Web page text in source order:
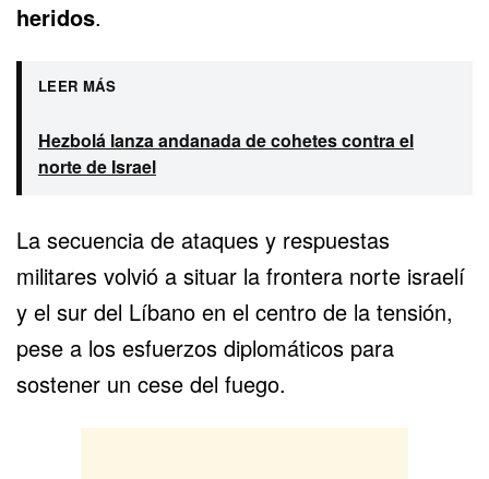
heridos.
LEER MÁS
Hezbolá lanza andanada de cohetes contra el
norte de Israel
La secuencia de ataques y respuestas
militares volvió a situar la frontera norte israelí
y el sur del Líbano en el centro de la tensión,
pese a los esfuerzos diplomáticos para
sostener un cese del fuego.